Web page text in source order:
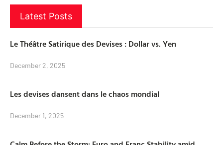
Latest Posts
Le Théâtre Satirique des Devises : Dollar vs. Yen
December 2, 2025
Les devises dansent dans le chaos mondial
December 1, 2025